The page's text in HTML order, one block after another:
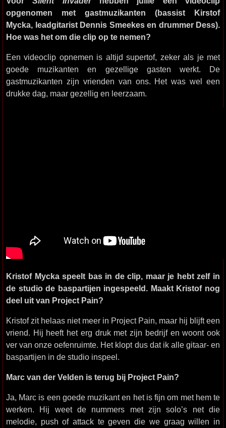
opgenomen met gastmuzikanten (bassist Kirstof
Mycka, leadgitarist Dennis Smeekes en drummer Dess).
Hoe was het om die clip op te nemen?
Een videoclip opnemen is altijd supertof, zeker als je met
goede muzikanten en gezellige gasten werkt. De
gastmuzikanten zijn vrienden van ons. Het was wel een
drukke dag, maar gezellig en leerzaam.
Kristof Mycka speelt bas in de clip, maar je hebt zelf in
de studio de baspartijen ingespeeld. Maakt Kristof nog
deel uit van Project Pain?
Kristof zit helaas niet meer in Project Pain, maar hij blijft een
vriend. Hij heeft het erg druk met zijn bedrijf en woont ook
ver van onze oefenruimte. Het klopt dus dat ik alle gitaar- en
baspartijen in de studio inspeel.
Marc van der Velden is terug bij Project Pain?
Ja, Marc is een goede muzikant en het is fijn om met hem te
werken. Hij weet de nummers met zijn solo’s net die
melodie, push of attack te geven die we graag willen in